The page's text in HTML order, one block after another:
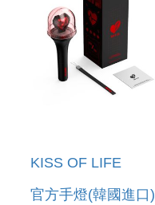
KISS OF LIFE
官方手燈(韓國進口)